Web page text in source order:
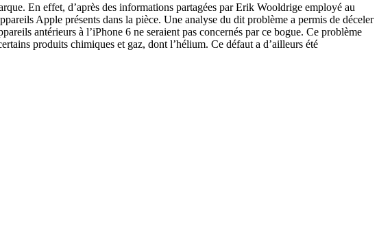
En effet, d’après des informations partagées par Erik Wooldrige employé au
Apple présents dans la pièce. Une analyse du dit problème a permis de déceler
antérieurs à l’iPhone 6 ne seraient pas concernés par ce bogue. Ce problème
produits chimiques et gaz, dont l’hélium. Ce défaut a d’ailleurs été